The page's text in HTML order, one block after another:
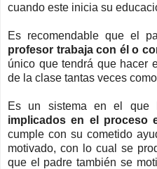
cuando este inicia su
Es recomendable que el
profesor trabaja con él o
único que tendrá que hacer
de la clase tantas veces
Es un sistema en el que
implicados en el proceso
cumple con su cometido
motivado, con lo cual se
que el padre también se